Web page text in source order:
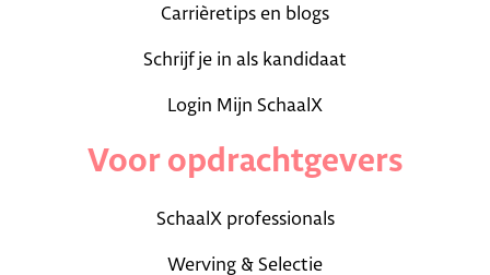
Carrièretips en blogs
Schrijf je in als kandidaat
Login Mijn SchaalX
Voor opdrachtgevers
SchaalX professionals
Werving & Selectie